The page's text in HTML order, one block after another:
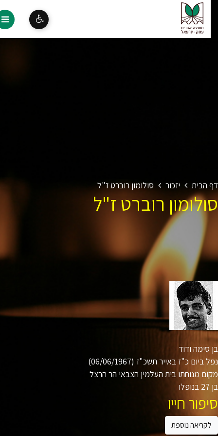
הבית יזכור סולומון רוברט ז"ל
רוברט ז"ל
ודוד
ביום כ"ז באייר תשכ"ז (06/06/1967)
מנוחתו בית העלמין הצבאי הר הרצל
חייו
נוספת